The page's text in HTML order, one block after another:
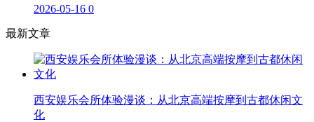
2026-05-16 0
最新文章
西安娱乐会所体验漫谈：从北京高端按摩到古都休闲文
化